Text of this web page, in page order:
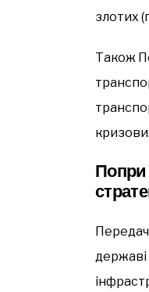
злотих
Також
Попри
державі